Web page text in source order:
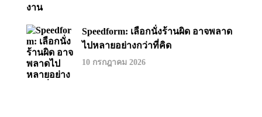
Speedform: เลือกนั่งร้านผิด อาจพลาด
ไปหลายอย่างกว่าที่คิด
10 กรกฎาคม 2026